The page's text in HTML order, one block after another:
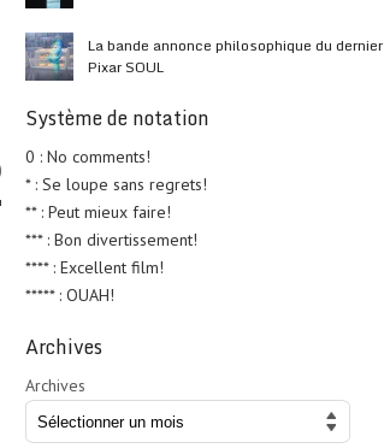
La bande annonce philosophique du dernier
Pixar SOUL
Système de notation
0 : No comments!
* : Se loupe sans regrets!
** : Peut mieux faire!
*** : Bon divertissement!
**** : Excellent film!
***** : OUAH!
Archives
Archives